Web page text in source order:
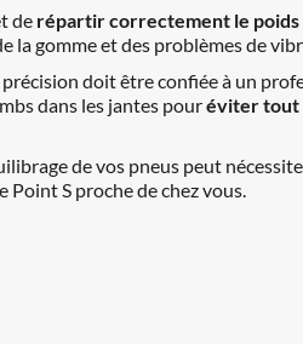
de répartir correctement le poids
la gomme et des problèmes de
doit être confiée à un
dans les jantes pour éviter tout
de vos pneus peut
Point S proche de chez vous.